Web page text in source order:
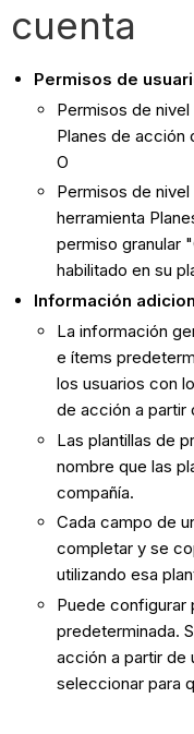
cuenta
Permisos de
Permisos de
Planes de acción
O
Permisos de
herramienta
permiso granular
habilitado en su
Información
La información
e ítems
los usuarios con
de acción a partir
Las plantillas de
nombre que las
compañía.
Cada campo de
completar y se
utilizando esa
Puede configurar
predeterminada.
acción a partir de
seleccionar para